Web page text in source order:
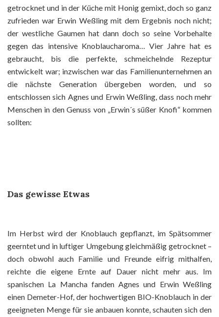
getrocknet und in der Küche mit Honig gemixt, doch so ganz
zufrieden war Erwin Weßling mit dem Ergebnis noch nicht;
der westliche Gaumen hat dann doch so seine Vorbehalte
gegen das intensive Knoblaucharoma… Vier Jahre hat es
gebraucht, bis die perfekte, schmeichelnde Rezeptur
entwickelt war; inzwischen war das Familienunternehmen an
die nächste Generation übergeben worden, und so
entschlossen sich Agnes und Erwin Weßling, dass noch mehr
Menschen in den Genuss von „Erwin´s süßer Knofi“ kommen
sollten:
Das gewisse Etwas
Im Herbst wird der Knoblauch gepflanzt, im Spätsommer
geerntet und in luftiger Umgebung gleichmäßig getrocknet –
doch obwohl auch Familie und Freunde eifrig mithalfen,
reichte die eigene Ernte auf Dauer nicht mehr aus. Im
spanischen La Mancha fanden Agnes und Erwin Weßling
einen Demeter-Hof, der hochwertigen BIO-Knoblauch in der
geeigneten Menge für sie anbauen konnte, schauten sich den